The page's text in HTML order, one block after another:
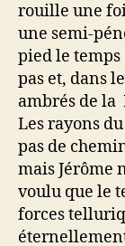
rouille une
une semi-
pied le
pas et, dans
ambrés de
Les rayons
pas de
mais Jérôme
voulu que le
forces